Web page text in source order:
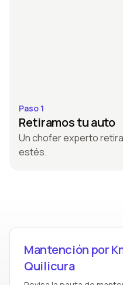
Paso 1
Retiramos tu auto
Un chofer experto
estés.
Mantención por
Quilicura